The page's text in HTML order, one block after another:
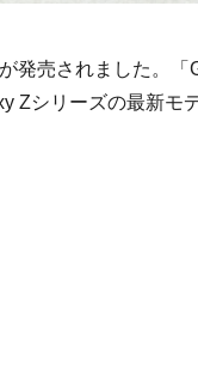
発売されました。
Zシリーズの最新モ